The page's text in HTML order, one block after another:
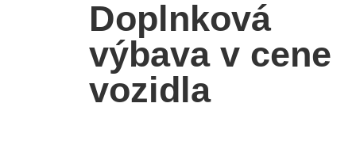
Doplnková
výbava v cene
vozidla